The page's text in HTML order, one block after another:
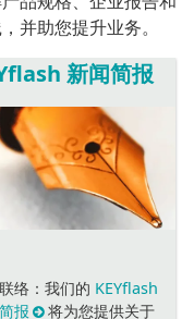
并助您提升业务。
新闻简报
络：我们的 KEYflash
报
将为您提供关于